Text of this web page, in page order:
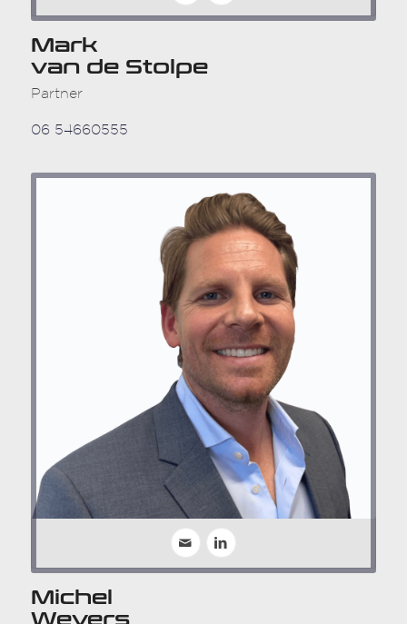
Mark
van de Stolpe
Partner
06 54660555
Michel